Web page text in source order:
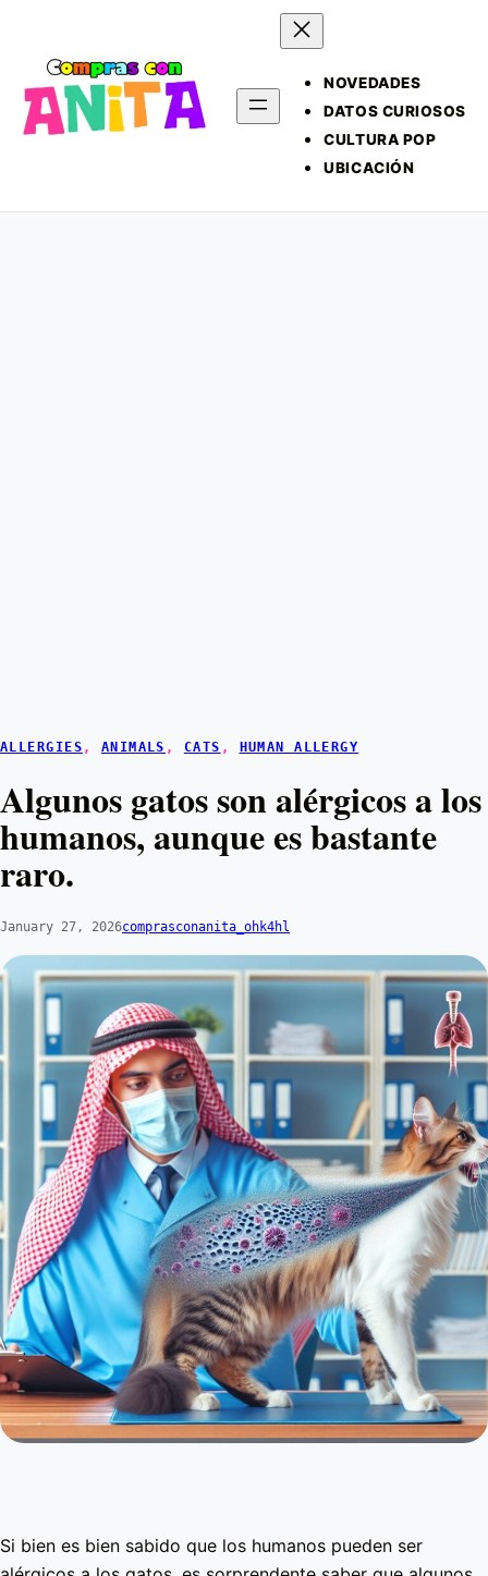
NOVEDADES
DATOS CURIOSOS
CULTURA POP
UBICACIÓN
ALLERGIES , ANIMALS , CATS , HUMAN ALLERGY
Algunos gatos son alérgicos a los
humanos, aunque es bastante
raro.
January 27, 2026comprasconanita_ohk4hl
Si bien es bien sabido que los humanos pueden ser